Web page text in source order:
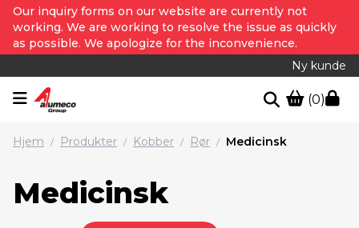
Our inquiry forms on our website are currently not
working. We are working to resolve the issue as quickly
as possible. We apologize for the inconvenience.
Ny kunde
(0)
Hjem / Produkter / Kobber / Rør / Medicinsk
Medicinsk